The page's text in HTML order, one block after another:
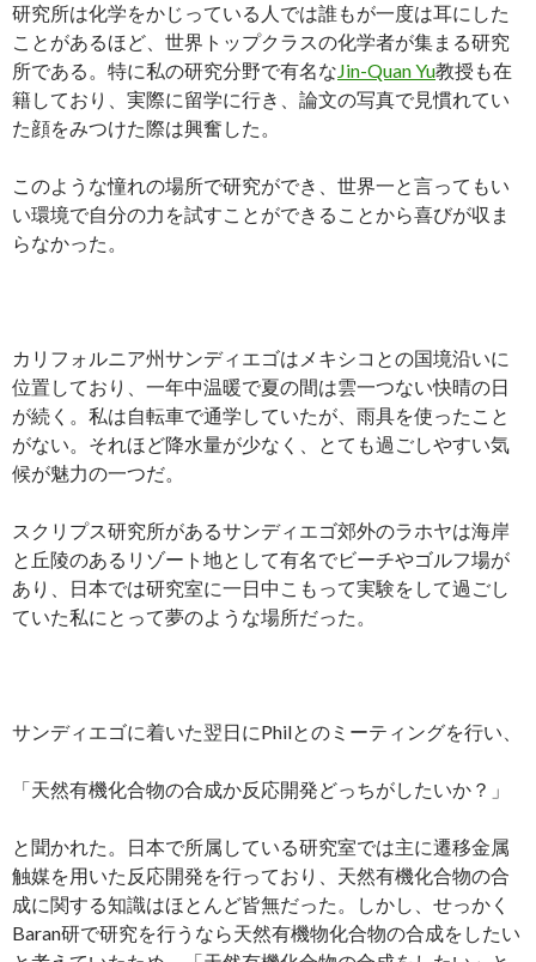
研究所は化学をかじっている人では誰もが一度は耳にした
ことがあるほど、世界トップクラスの化学者が集まる研究
所である。特に私の研究分野で有名なJin-Quan Yu教授も在
籍しており、実際に留学に行き、論文の写真で見慣れてい
た顔をみつけた際は興奮した。
このような憧れの場所で研究ができ、世界一と言ってもい
い環境で自分の力を試すことができることから喜びが収ま
らなかった。
カリフォルニア州サンディエゴはメキシコとの国境沿いに
位置しており、一年中温暖で夏の間は雲一つない快晴の日
が続く。私は自転車で通学していたが、雨具を使ったこと
がない。それほど降水量が少なく、とても過ごしやすい気
候が魅力の一つだ。
スクリプス研究所があるサンディエゴ郊外のラホヤは海岸
と丘陵のあるリゾート地として有名でビーチやゴルフ場が
あり、日本では研究室に一日中こもって実験をして過ごし
ていた私にとって夢のような場所だった。
サンディエゴに着いた翌日にPhilとのミーティングを行い、
「天然有機化合物の合成か反応開発どっちがしたいか？」
と聞かれた。日本で所属している研究室では主に遷移金属
触媒を用いた反応開発を行っており、天然有機化合物の合
成に関する知識はほとんど皆無だった。しかし、せっかく
Baran研で研究を行うなら天然有機物化合物の合成をしたい